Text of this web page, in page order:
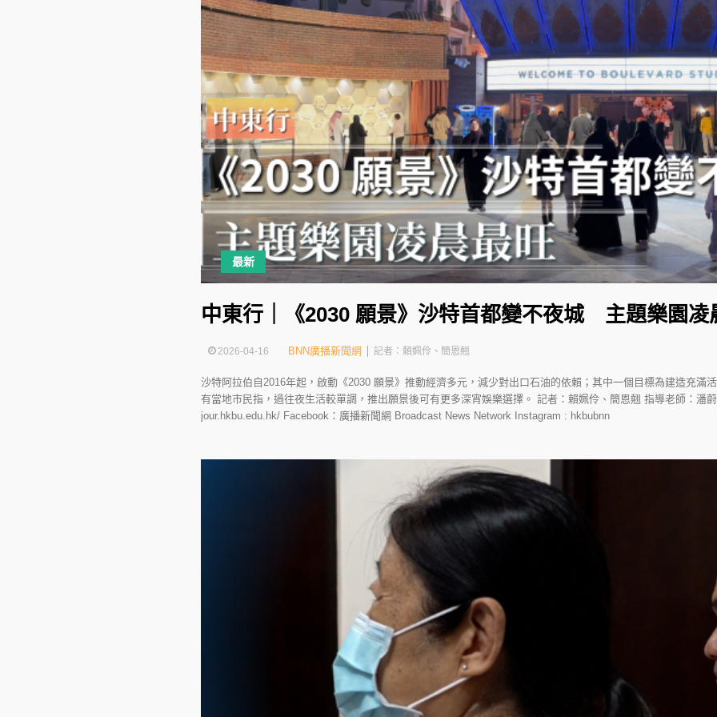
最新
中東行｜《2030 願景》沙特首都變不夜城 主題樂園凌
2026-04-16 BNN廣播新聞網 記者：賴姵伶、簡恩翹
沙特阿拉伯自2016年起，啟動《2030 願景》推動經濟多元，減少對出口石油的依賴；其中一個目標為建造充滿
有當地市民指，過往夜生活較單調，推出願景後可有更多深宵娛樂選擇。 記者：賴姵伶、簡恩翹 指導老師：潘
jour.hkbu.edu.hk/ Facebook：廣播新聞網 Broadcast News Network Instagram : hkbubnn